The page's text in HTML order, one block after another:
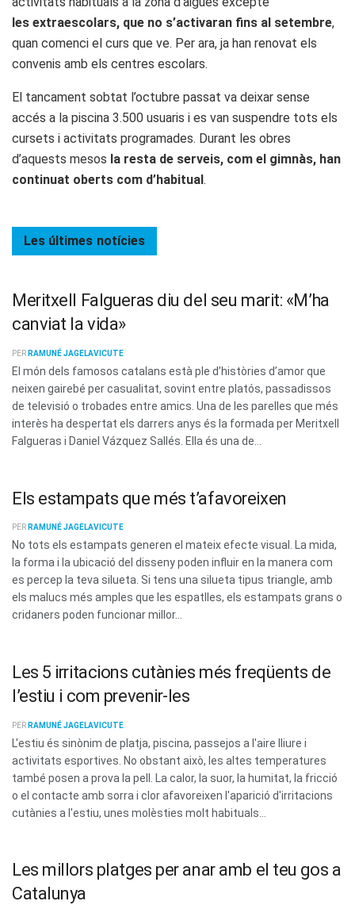
les extraescolars, que no s’activaran fins al setembre,
quan comenci el curs que ve. Per ara, ja han renovat els
convenis amb els centres escolars.
El tancament sobtat l’octubre passat va deixar sense
accés a la piscina 3.500 usuaris i es van suspendre tots els
cursets i activitats programades. Durant les obres
d’aquests mesos la resta de serveis, com el gimnàs, han
continuat oberts com d’habitual .
Les últimes notícies
Meritxell Falgueras diu del seu marit: «M’ha
canviat la vida»
PER RAMUNÉ JAGELAVICUTE
El món dels famosos catalans està ple d’històries d’amor que
neixen gairebé per casualitat, sovint entre platós, passadissos
de televisió o trobades entre amics. Una de les parelles que més
interès ha despertat els darrers anys és la formada per Meritxell
Falgueras i Daniel Vázquez Sallés. Ella és una de...
Els estampats que més t’afavoreixen
PER RAMUNÉ JAGELAVICUTE
No tots els estampats generen el mateix efecte visual. La mida,
la forma i la ubicació del disseny poden influir en la manera com
es percep la teva silueta. Si tens una silueta tipus triangle, amb
els malucs més amples que les espatlles, els estampats grans o
cridaners poden funcionar millor...
Les 5 irritacions cutànies més freqüents de
l’estiu i com prevenir-les
PER RAMUNÉ JAGELAVICUTE
L'estiu és sinònim de platja, piscina, passejos a l'aire lliure i
activitats esportives. No obstant això, les altes temperatures
també posen a prova la pell. La calor, la suor, la humitat, la fricció
o el contacte amb sorra i clor afavoreixen l'aparició d'irritacions
cutànies a l'estiu, unes molèsties molt habituals...
Les millors platges per anar amb el teu gos a
Catalunya